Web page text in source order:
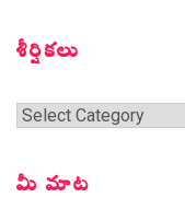
శీర్షికలు
శీర్షికలు
మీ మాట